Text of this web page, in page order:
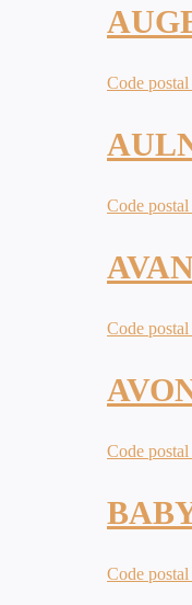
Code
Code
Code
Code
Code